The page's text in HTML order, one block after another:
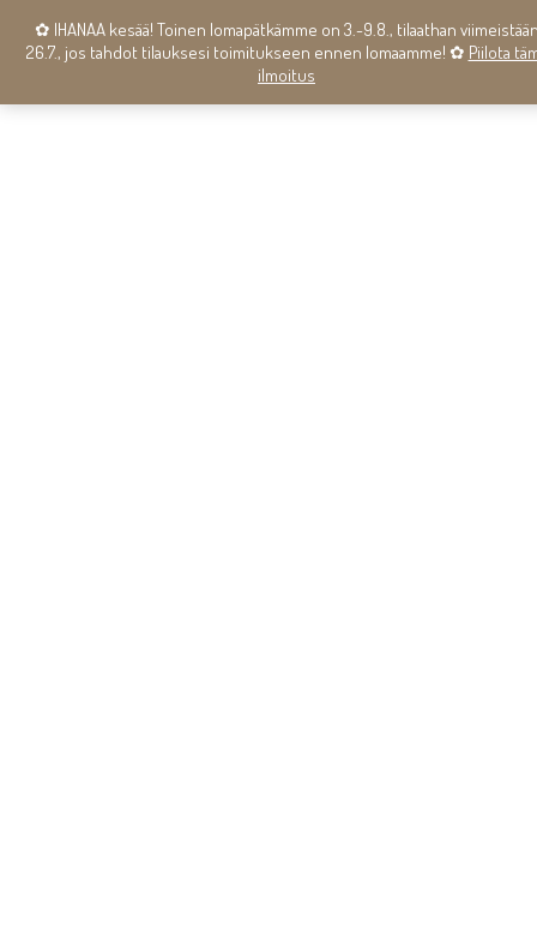
✿ IHANAA kesää! Toinen lomapätkämme on 3.-9.8., tilaathan
26.7., jos tahdot tilauksesi toimitukseen ennen lomaamme! ✿ Piilota
ilmoitus